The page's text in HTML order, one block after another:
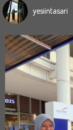
yesiintasari